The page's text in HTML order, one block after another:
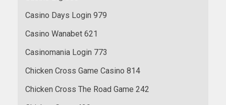
Casino Days Login 979
Casino Wanabet 621
Casinomania Login 773
Chicken Cross Game Casino 814
Chicken Cross The Road Game 242